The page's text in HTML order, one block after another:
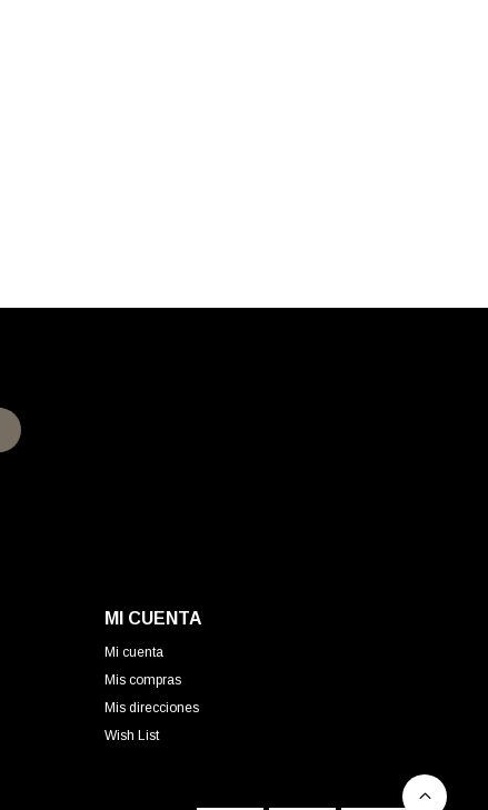
MI CUENTA
Mi cuenta
Mis compras
Mis direcciones
Wish List